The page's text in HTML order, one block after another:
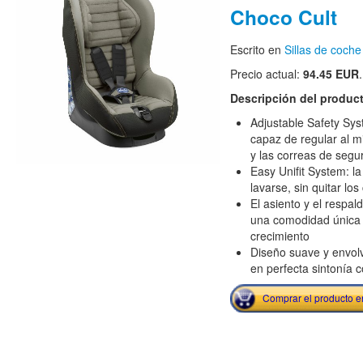
Choco Cult
Escrito en Sillas de
Precio actual: 94.45 EUR.
Descripción del
Adjustable Safety
capaz de regular al
y las correas de
Easy Unifit System:
lavarse, sin quitar
El asiento y el
una comodidad
crecimiento
Diseño suave y
en perfecta sintonía
Comprar el producto